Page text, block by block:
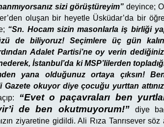
sizi görüştüreyim” deyince;
oluşan bir heyetle Üsküdar’da bir
“Sn. Hocam sizin masonlarla iş birliği
de biliyoruz! Seçimlere üç gün
Adalet Partisi’ne oy verin
İstanbul’da ki MSP’lilerden
yana olduğunuz ortaya çıksın!
okuyor diye çocuğu yurttan
“Evet o paçavraları ben
de ben okutmuyorum!”
diye
ziyaretine gidildi. Ali Rıza Tanrısever söz